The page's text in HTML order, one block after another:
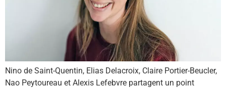
Nino de Saint-Quentin, Elias Delacroix, Claire Portier-Beucler,
Nao Peytoureau et Alexis Lefebvre partagent un point